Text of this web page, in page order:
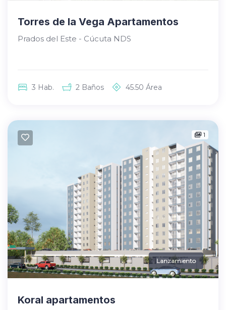
Torres de la Vega Apartamentos
Prados del Este - Cúcuta NDS
3 Hab. 2 Baños 45.50 Área
1
Lanzamiento
Koral apartamentos